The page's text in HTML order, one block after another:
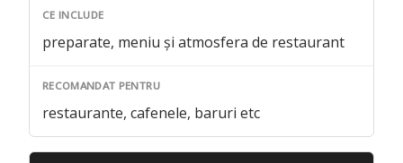
preparate, meniu și atmosfera de restaurant
restaurante, cafenele, baruri etc